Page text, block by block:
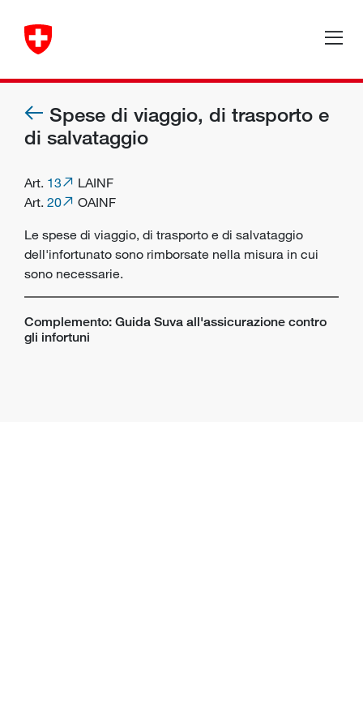
Spese di viaggio, di trasporto e
di salvataggio
Art. 13
LAINF
Art. 20
OAINF
Le spese di viaggio, di trasporto e di salvataggio
dell'infortunato sono rimborsate nella misura in cui
sono necessarie.
Complemento: Guida Suva all'assicurazione contro
gli infortuni